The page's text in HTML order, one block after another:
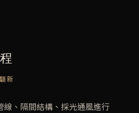
新
線、隔間結構、採光通風進行